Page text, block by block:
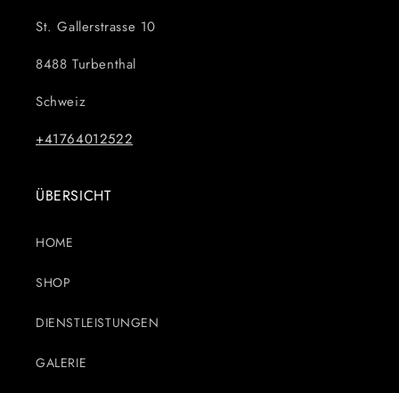
St. Gallerstrasse 10
8488 Turbenthal
Schweiz
+41764012522
ÜBERSICHT
HOME
SHOP
DIENSTLEISTUNGEN
GALERIE